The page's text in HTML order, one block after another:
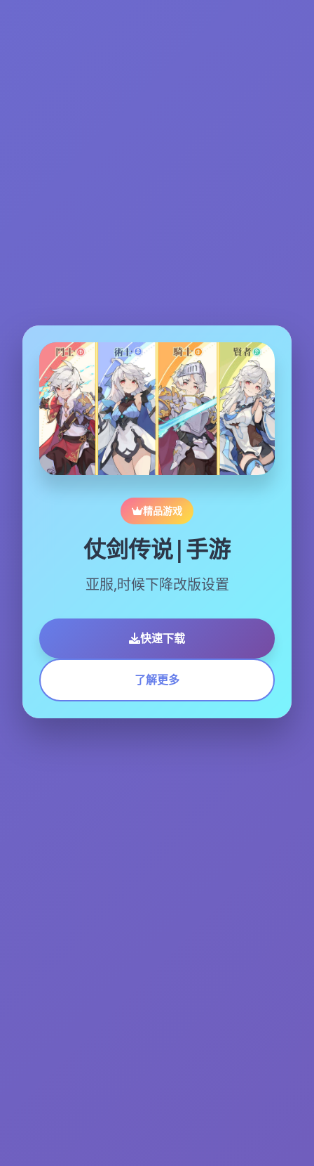
精品游戏
仗剑传说|手游
亚服,时候下降改版设置
快速下载
了解更多